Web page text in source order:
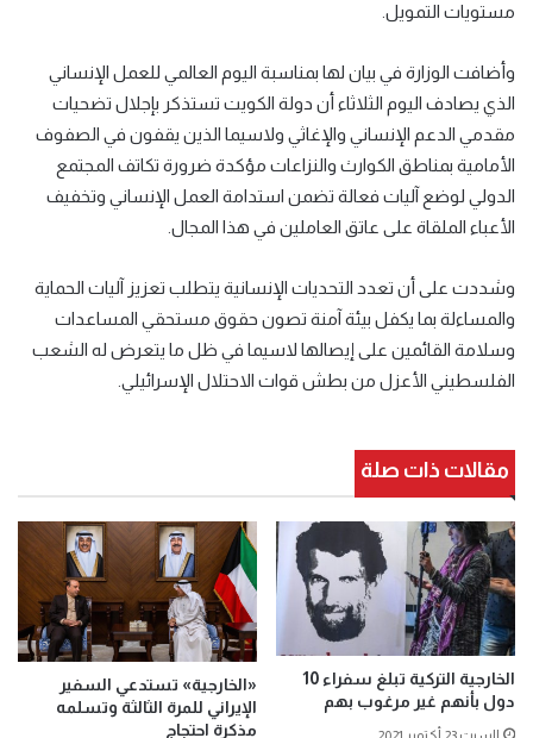
مستويات التمويل.
وأضافت الوزارة في بيان لها بمناسبة اليوم العالمي للعمل الإنساني
الذي يصادف اليوم الثلاثاء أن دولة الكويت تستذكر بإجلال تضحيات
مقدمي الدعم الإنساني والإغاثي ولاسيما الذين يقفون في الصفوف
الأمامية بمناطق الكوارث والنزاعات مؤكدة ضرورة تكاتف المجتمع
الدولي لوضع آليات فعالة تضمن استدامة العمل الإنساني وتخفيف
الأعباء الملقاة على عاتق العاملين في هذا المجال.
وشددت على أن تعدد التحديات الإنسانية يتطلب تعزيز آليات الحماية
والمساءلة بما يكفل بيئة آمنة تصون حقوق مستحقي المساعدات
وسلامة القائمين على إيصالها لاسيما في ظل ما يتعرض له الشعب
الفلسطيني الأعزل من بطش قوات الاحتلال الإسرائيلي.
مقالات ذات صلة
الخارجية التركية تبلغ سفراء 10
دول بأنهم غير مرغوب بهم
«الخارجية» تستدعي السفير
الإيراني للمرة الثالثة وتسلمه
مذكرة احتجاج